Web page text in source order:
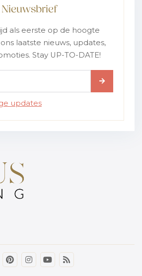
als eerste op de hoogte
laatste nieuws, updates,
Stay UP-TO-DATE!
updates